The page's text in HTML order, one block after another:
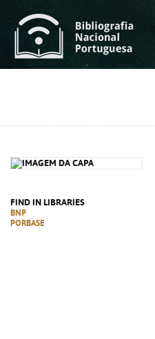
FIND IN LIBRARIES
BNP
PORBASE